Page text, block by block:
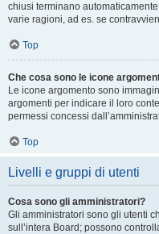
chiusi terminano
varie ragioni, ad es. se
Top
Che cosa sono le icone
Le icone argomento sono
argomenti per indicare il loro
permessi concessi
Top
Livelli e gruppi di utenti
Cosa sono gli amministratori?
Gli amministratori sono gli utenti
sull’intera Board; possono